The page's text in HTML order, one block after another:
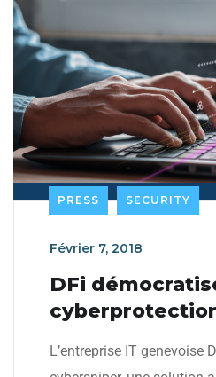
PRESS SECURITY
Février 7, 2018
DFi
L’entreprise IT genevoise